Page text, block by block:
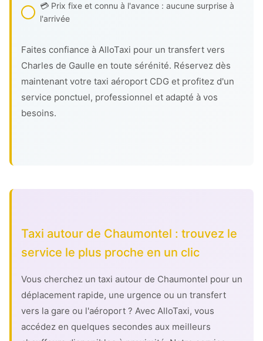
💳 Prix fixe et connu à l'avance : aucune surprise à
l'arrivée
Faites confiance à AlloTaxi pour un transfert vers
Charles de Gaulle en toute sérénité. Réservez dès
maintenant votre taxi aéroport CDG et profitez d'un
service ponctuel, professionnel et adapté à vos
besoins.
Taxi autour de Chaumontel : trouvez le
service le plus proche en un clic
Vous cherchez un taxi autour de Chaumontel pour un
déplacement rapide, une urgence ou un transfert
vers la gare ou l'aéroport ? Avec AlloTaxi, vous
accédez en quelques secondes aux meilleurs